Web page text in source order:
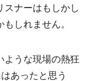
スナーはもしかし
しれません。
ような現場の熱狂
あったと思う